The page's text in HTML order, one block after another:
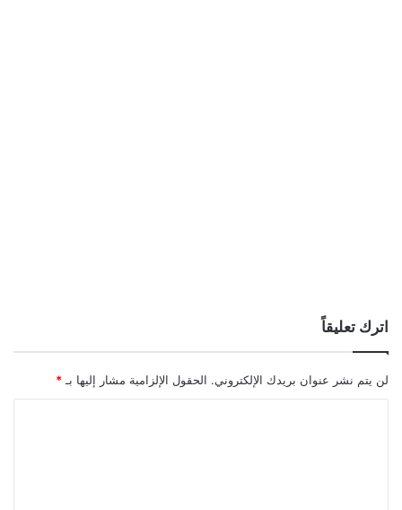
اترك تعليقاً
لن يتم نشر عنوان بريدك الإلكتروني. الحقول الإلزامية مشار إليها بـ *